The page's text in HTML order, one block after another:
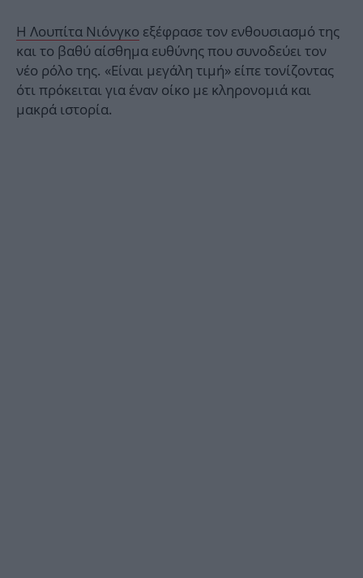
Η Λουπίτα Νιόνγκο εξέφρασε τον ενθουσιασμό της
και το βαθύ αίσθημα ευθύνης που συνοδεύει τον
νέο ρόλο της. «Είναι μεγάλη τιμή» είπε τονίζοντας
ότι πρόκειται για έναν οίκο με κληρονομιά και
μακρά ιστορία.